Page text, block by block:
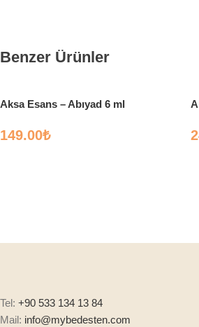
Benzer Ürünler
Aksa Esans – Abıyad 6 ml
149.00₺
Tel: +90 533 134 13 84
Mail: info@mybedesten.com